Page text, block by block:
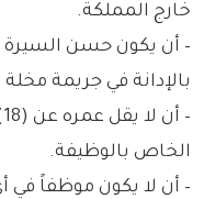
خارج المملكة.
– أن يكون حسن السيرة
بالإدانة في جريمة
الخاص بالوظيفة.
– أن لا يكون موظفاً في